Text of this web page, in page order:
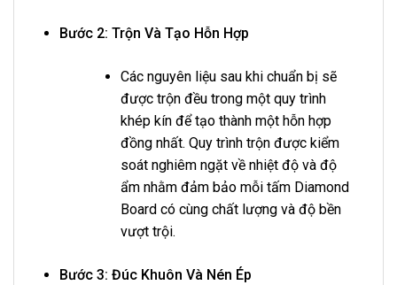
Bước 2: Trộn Và Tạo Hỗn Hợp
Các nguyên liệu sau khi chuẩn bị sẽ
được trộn đều trong một quy trình
khép kín để tạo thành một hỗn hợp
đồng nhất. Quy trình trộn được kiểm
soát nghiêm ngặt về nhiệt độ và độ
ẩm nhằm đảm bảo mỗi tấm Diamond
Board có cùng chất lượng và độ bền
vượt trội.
Bước 3: Đúc Khuôn Và Nén Ép